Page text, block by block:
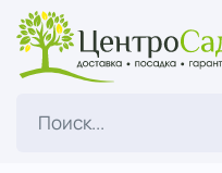
ЦентроСад